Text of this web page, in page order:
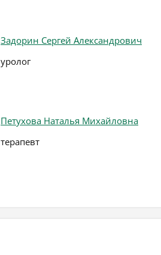
Задорин Сергей Александрович
уролог
Петухова Наталья Михайловна
терапевт